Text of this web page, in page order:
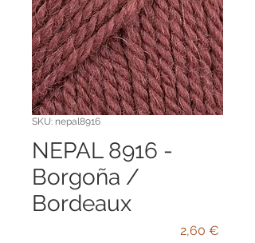
SKU: nepal8916
NEPAL 8916 -
Borgoña /
Bordeaux
2,60 €